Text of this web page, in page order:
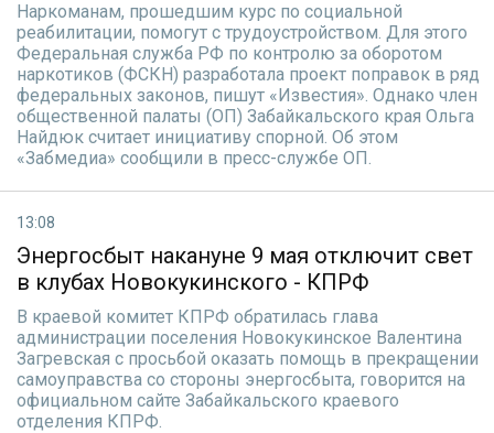
Наркоманам, прошедшим курс по социальной
реабилитации, помогут с трудоустройством. Для этого
Федеральная служба РФ по контролю за оборотом
наркотиков (ФСКН) разработала проект поправок в ряд
федеральных законов, пишут «Известия». Однако член
общественной палаты (ОП) Забайкальского края Ольга
Найдюк считает инициативу спорной. Об этом
«Забмедиа» сообщили в пресс-службе ОП.
13:08
Энергосбыт накануне 9 мая отключит свет
в клубах Новокукинского - КПРФ
В краевой комитет КПРФ обратилась глава
администрации поселения Новокукинское Валентина
Загревская с просьбой оказать помощь в прекращении
самоуправства со стороны энергосбыта, говорится на
официальном сайте Забайкальского краевого
отделения КПРФ.